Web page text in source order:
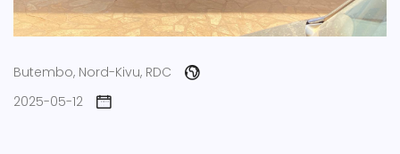
Butembo, Nord-Kivu, RDC
2025-05-12